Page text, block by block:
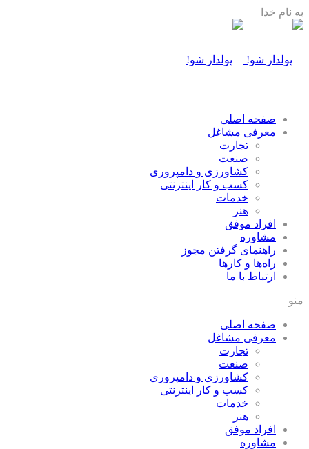
به نام خدا
صفحه اصلی
معرفی مشاغل
تجارت
صنعت
كشاورزی و دامپروری
كسب و كار اينترنتی
خدمات
هنر
افراد موفق
مشاوره
راهنمای گرفتن مجوز
راه‌ها و كارها
ارتباط با ما
منو
صفحه اصلی
معرفی مشاغل
تجارت
صنعت
كشاورزی و دامپروری
كسب و كار اينترنتی
خدمات
هنر
افراد موفق
مشاوره